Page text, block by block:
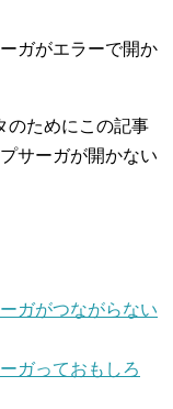
ガがエラーで開か
のためにこの記事
サーガが開かない
ガがつながらない
ガっておもしろ